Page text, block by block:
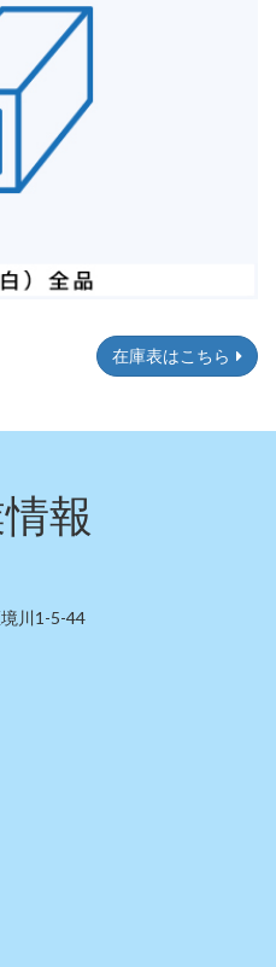
在庫表はこちら
報
川1-5-44